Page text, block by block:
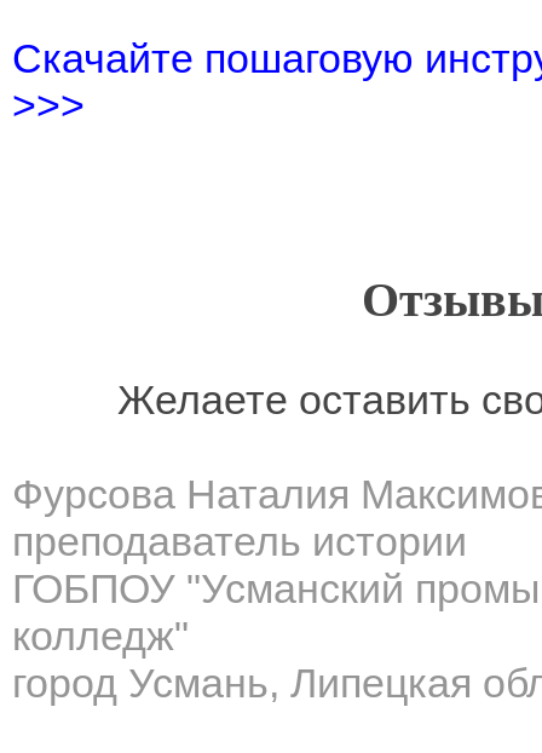
Скачайте пошаговую
>>>
Желаете оставить
Фурсова Наталия
преподаватель истории
ГОБПОУ "Усманский
колледж"
город Усмань, Липецкая